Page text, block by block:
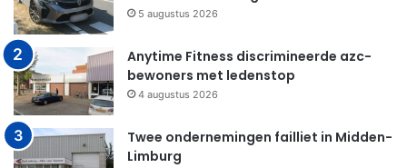
5 augustus 2026
Anytime Fitness discrimineerde azc-
bewoners met ledenstop
4 augustus 2026
Twee ondernemingen failliet in Midden-
Limburg